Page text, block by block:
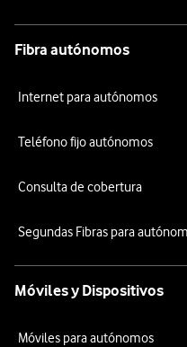
Fibra autónomos
Internet para autónomos
Teléfono fijo autónomos
Consulta de cobertura
Segundas Fibras para
Móviles y Dispositivos
Móviles para autónomos